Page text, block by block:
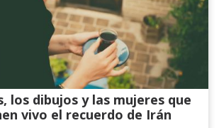
los dibujos y las mujeres que
vivo el recuerdo de Irán